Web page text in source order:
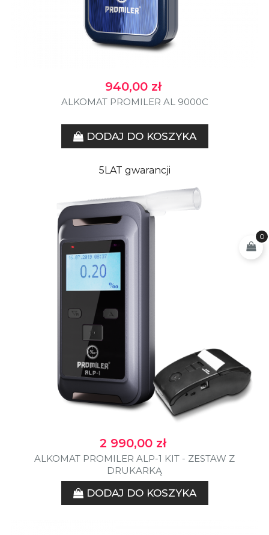
Cena
940,00 zł
ALKOMAT PROMILER AL 9000C
DODAJ DO KOSZYKA
5LAT gwarancji
Cena
2 990,00 zł
ALKOMAT PROMILER ALP-1 KIT - ZESTAW Z
DRUKARKĄ
DODAJ DO KOSZYKA
0